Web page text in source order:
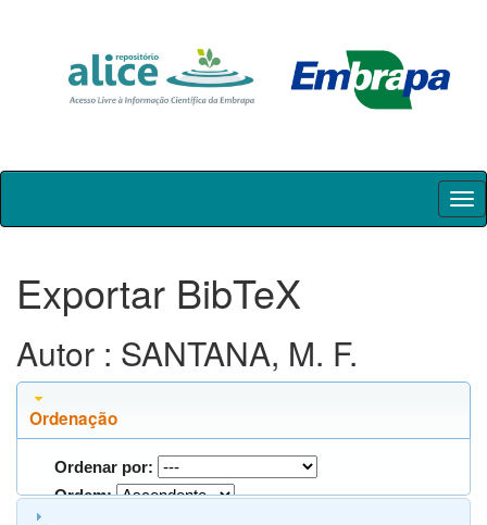
Skip
Exportar BibTeX
Autor : SANTANA, M. F.
Ordenação
Ordenar por:
Ordem: